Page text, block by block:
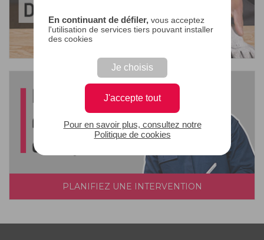
En continuant de défiler,vous acceptez
l'utilisation de services tiers pouvant installer
des cookies
Je choisis
J'accepte tout
Pour en savoir plus, consultez notre
Politique de cookies
PLANIFIEZ UNE INTERVENTION